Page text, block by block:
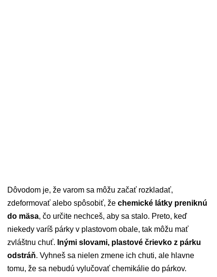
Dôvodom je, že varom sa môžu začať rozkladať,
zdeformovať alebo spôsobiť, že chemické látky preniknú
do mäsa, čo určite nechceš, aby sa stalo. Preto, keď
niekedy varíš párky v plastovom obale, tak môžu mať
zvláštnu chuť. Inými slovami, plastové črievko z párku
odstráň. Vyhneš sa nielen zmene ich chuti, ale hlavne
tomu, že sa nebudú vylučovať chemikálie do párkov.